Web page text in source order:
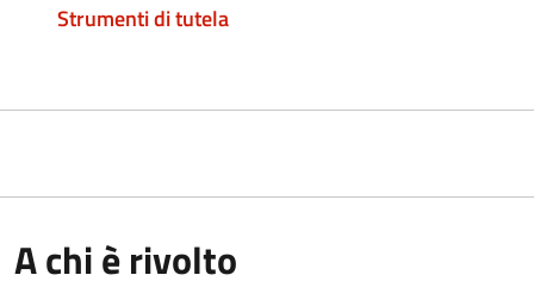
Strumenti di tutela
A chi è rivolto